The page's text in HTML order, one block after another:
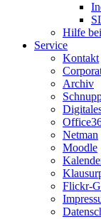
Hilfe
Service
Kontakt
Archiv
Netman
Moodle
Flickr-